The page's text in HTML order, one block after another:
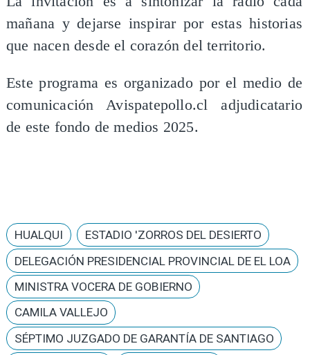
mañana y dejarse inspirar por estas historias
que nacen desde el corazón del territorio.
Este programa es organizado por el medio de
comunicación Avispatepollo.cl adjudicatario
de este fondo de medios 2025.
HUALQUI
ESTADIO 'ZORROS DEL DESIERTO
DELEGACIÓN PRESIDENCIAL PROVINCIAL DE EL LOA
MINISTRA VOCERA DE GOBIERNO
CAMILA VALLEJO
SÉPTIMO JUZGADO DE GARANTÍA DE SANTIAGO